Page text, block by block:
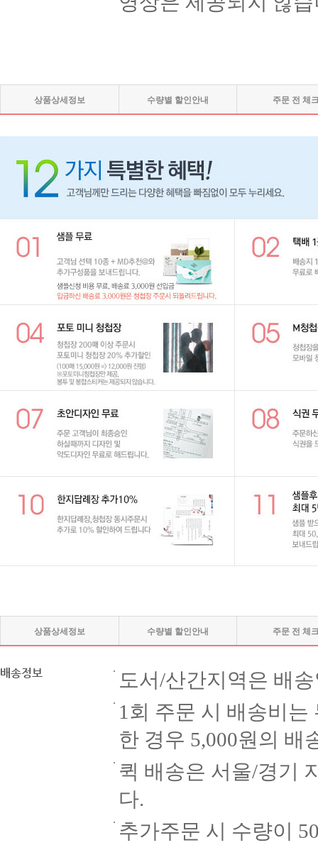
상품상세정보 수량별 할인안내 주문 전 체
상품상세정보 수량별 할인안내 주문 전 체
배송정보
도서/산간지역은 배
1회 주문 시 배송비
한 경우 5,000원의 배
퀵 배송은 서울/경기
다.
추가주문 시 수량이